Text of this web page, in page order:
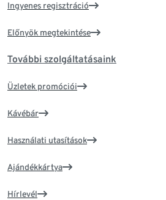
Ingyenes regisztráció
Előnyök megtekintése
További szolgáltatásaink
Üzletek promóciói
Kávébár
Használati utasítások
Ajándékkártya
Hírlevél